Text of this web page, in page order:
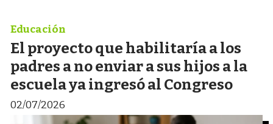
El proyecto que habilitaría a los
padres a no enviar a sus hijos a la
escuela ya ingresó al Congreso
Educación
02/07/2026